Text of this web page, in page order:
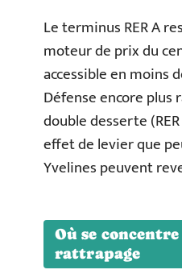
Le terminus RER A
moteur de prix du
accessible en moins
Défense encore
double desserte
effet de levier que
Yvelines peuvent
Où se
rattrapage